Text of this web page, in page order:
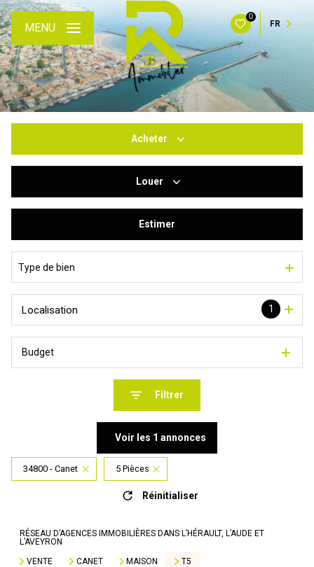
0
FR
MENU
Acheter
Du neuf
Louer
De l'immo pro
Estimer
Type de bien
1
Localisation
Budget
Filtrer
Voir les 1 annonces
34800 - Canet 5 Pièces
Réinitialiser
RÉSEAU D’AGENCES IMMOBILIÈRES DANS L’HÉRAULT, L’AUDE ET
L’AVEYRON
VENTE
CANET MAISON T5